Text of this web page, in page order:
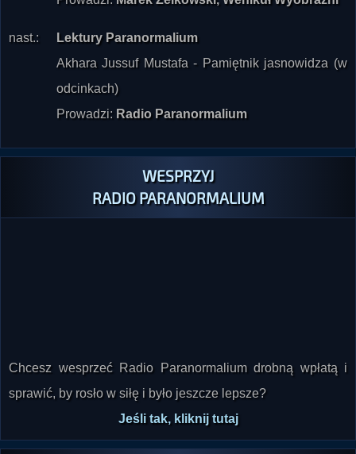
nast.:
Lektury Paranormalium
Akhara Jussuf Mustafa - Pamiętnik jasnowidza (w
odcinkach)
Prowadzi: Radio Paranormalium
WESPRZYJ
RADIO PARANORMALIUM
Chcesz wesprzeć Radio Paranormalium drobną wpłatą i
sprawić, by rosło w siłę i było jeszcze lepsze?
Jeśli tak, kliknij tutaj